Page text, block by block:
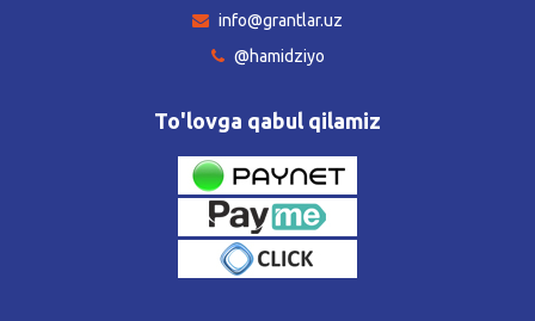
info@grantlar.uz
@hamidziyo
To'lovga qabul qilamiz